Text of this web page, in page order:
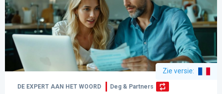
Zie versie:
DE EXPERT AAN HET WOORD Deg & Partners